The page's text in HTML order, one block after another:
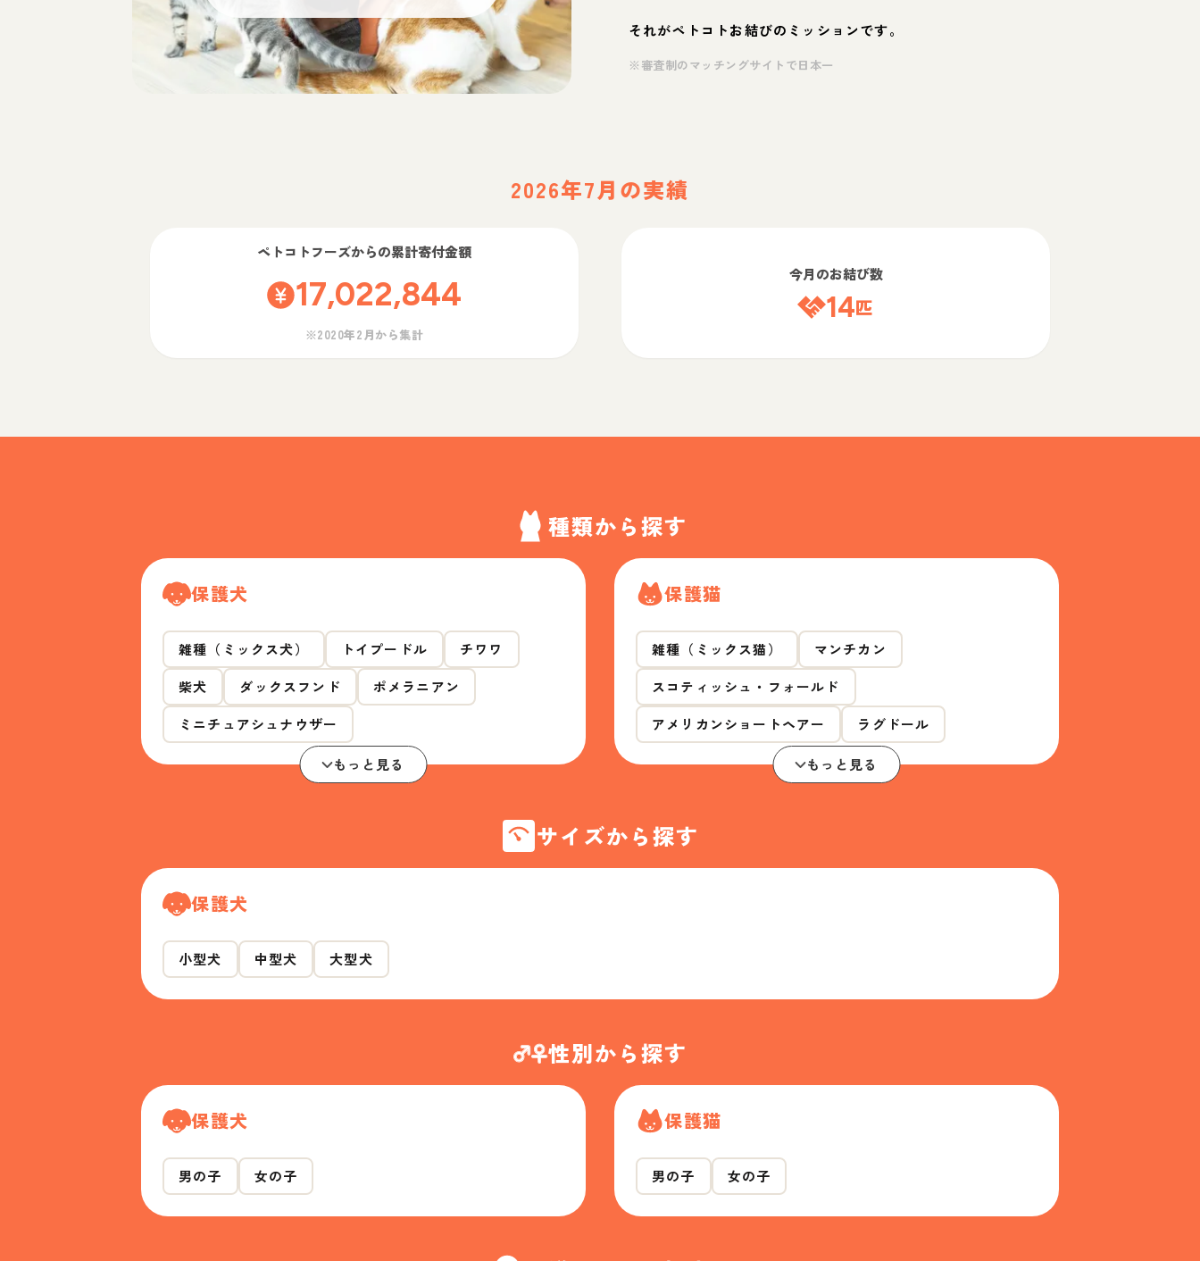
それがペトコトお結びのミッションです。
※審査制のマッチングサイトで日本一
2026年7月の実績
ペトコトフーズからの累計寄付金額
17,022,844
※2020年2月から集計
今月のお結び数
14匹
種類から探す
保護犬
雑種（ミックス犬） トイプードル
チワワ
柴犬
ダックスフンド
ポメラニアン
ミニチュアシュナウザー
もっと見る
保護猫
雑種（ミックス猫）
マンチカン
スコティッシュ・フォールド
アメリカンショートヘアー
ラグドール
もっと見る
サイズから探す
保護犬
小型犬 中型犬 大型犬
性別から探す
保護犬
男の子 女の子
保護猫
男の子 女の子